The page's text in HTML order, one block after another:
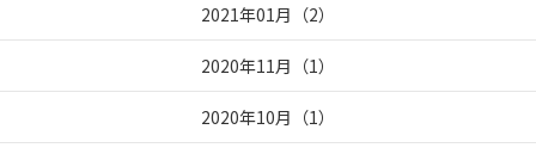
2021年01月 （2）
2020年11月 （1）
2020年10月 （1）